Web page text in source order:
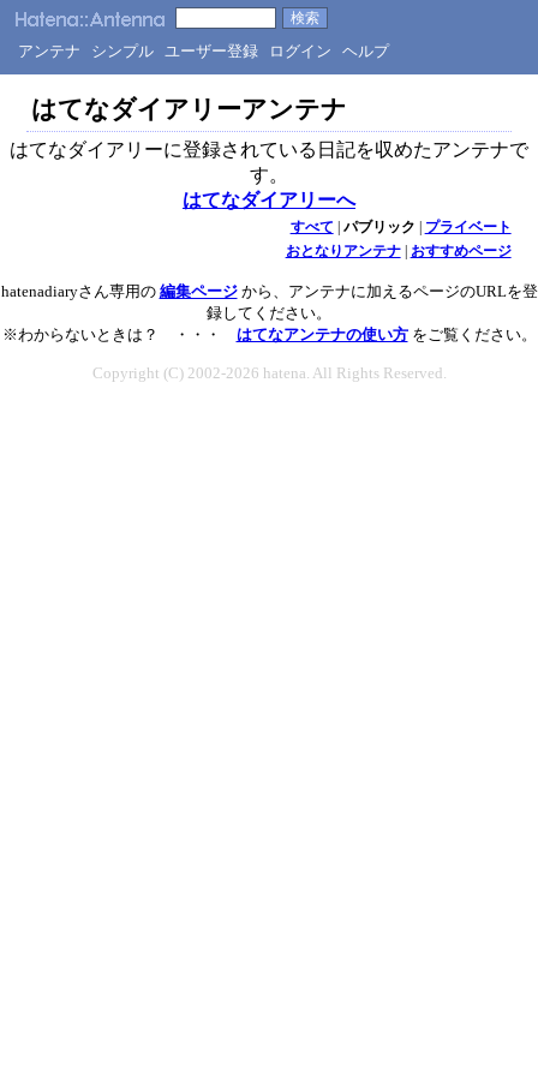
アンテナ シンプル ユーザー登録 ログイン ヘルプ
はてなダイアリーアンテナ
はてなダイアリーに登録されている日記を収めたアンテナで
す。
はてなダイアリーへ
すべて | パブリック | プライベート
おとなりアンテナ| おすすめページ
hatenadiaryさん専用の 編集ページから、アンテナに加えるページのURLを登
録してください。
※わからないときは？ ・・・ はてなアンテナの使い方をご覧ください。
Copyright (C) 2002-2026 hatena. All Rights Reserved.